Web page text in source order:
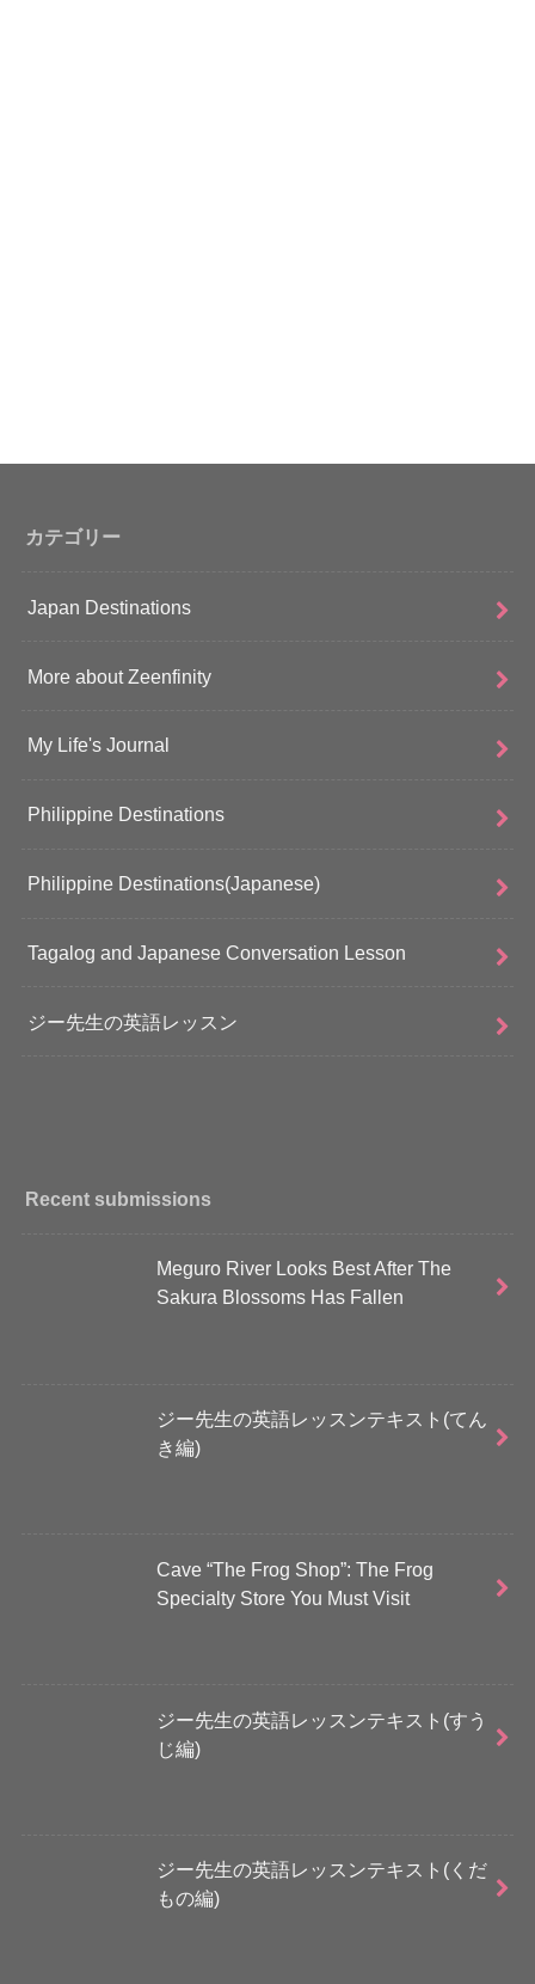
カテゴリー
Japan Destinations
More about Zeenfinity
My Life's Journal
Philippine Destinations
Philippine Destinations(Japanese)
Tagalog and Japanese Conversation Lesson
ジー先生の英語レッスン
Recent submissions
Meguro River Looks Best After The
Sakura Blossoms Has Fallen
ジー先生の英語レッスンテキスト(てん
き編)
Cave “The Frog Shop”: The Frog
Specialty Store You Must Visit
ジー先生の英語レッスンテキスト(すう
じ編)
ジー先生の英語レッスンテキスト(くだ
もの編)